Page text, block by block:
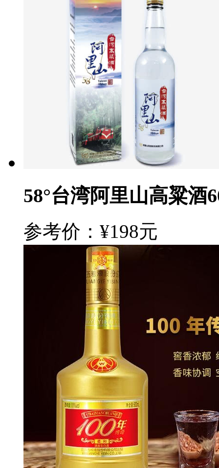
58°台湾阿里山高粱酒
参考价：¥198元